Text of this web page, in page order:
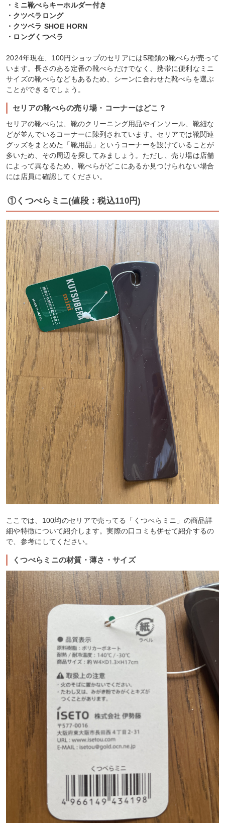
・ミニ靴べらキーホルダー付き
・クツベラロング
・クツベラ SHOE HORN
・ロングくつベラ
2024年現在、100円ショップのセリアには5種類の靴べらが売って
います。長さのある定番の靴べらだけでなく、携帯に便利なミニ
サイズの靴べらなどもあるため、シーンに合わせた靴べらを選ぶ
ことができるでしょう。
セリアの靴べらの売り場・コーナーはどこ？
セリアの靴べらは、靴のクリーニング用品やインソール、靴紐な
どが並んでいるコーナーに陳列されています。セリアでは靴関連
グッズをまとめた「靴用品」というコーナーを設けていることが
多いため、その周辺を探してみましょう。ただし、売り場は店舗
によって異なるため、靴べらがどこにあるか見つけられない場合
には店員に確認してください。
①くつべらミニ(値段：税込110円)
ここでは、100均のセリアで売ってる「くつべらミニ」の商品詳
細や特徴について紹介します。実際の口コミも併せて紹介するの
で、参考にしてください。
くつべらミニの材質・薄さ・サイズ